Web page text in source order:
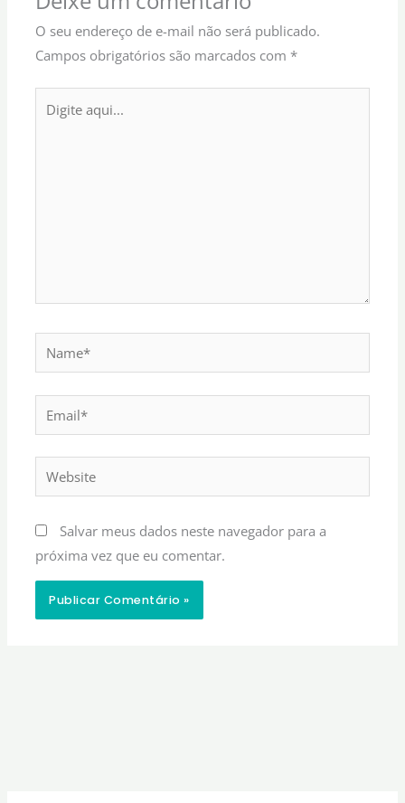
O seu endereço de e-mail não será publicado.
Campos obrigatórios são marcados com *
aqui...
Name*
Website
Salvar meus dados neste navegador para a
próxima vez que eu comentar.